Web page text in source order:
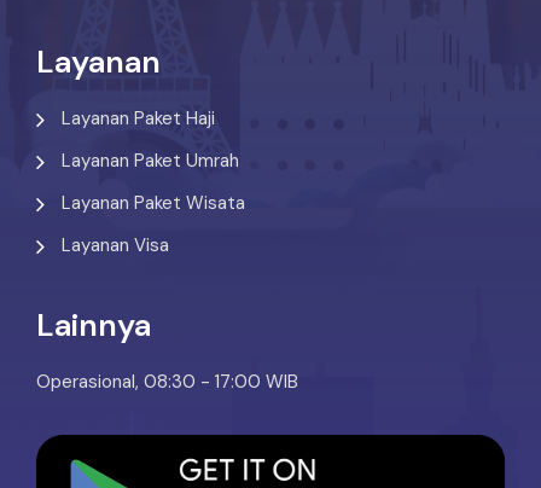
Layanan
Layanan Paket Haji
Layanan Paket Umrah
Layanan Paket Wisata
Layanan Visa
Lainnya
Operasional, 08:30 - 17:00 WIB